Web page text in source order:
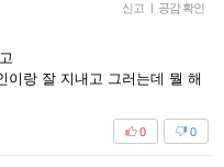
신고 | 공감 확인
이랑 잘 지내고 그러는데 뭘 해
0
0